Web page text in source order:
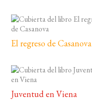
El regreso de Casanova
Juventud en Viena